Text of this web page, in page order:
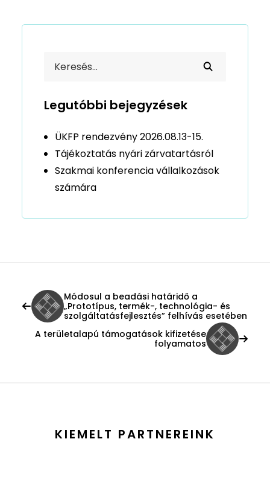
Legutóbbi bejegyzések
ÜKFP rendezvény 2026.08.13-15.
Tájékoztatás nyári zárvatartásról
Szakmai konferencia vállalkozások
számára
Módosul a beadási határidő a
„Prototípus, termék-, technológia- és
szolgáltatásfejlesztés” felhívás esetében
A területalapú támogatások kifizetése
folyamatos
KIEMELT PARTNEREINK